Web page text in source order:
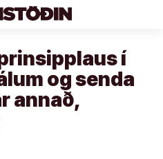
í
og senda
annað,